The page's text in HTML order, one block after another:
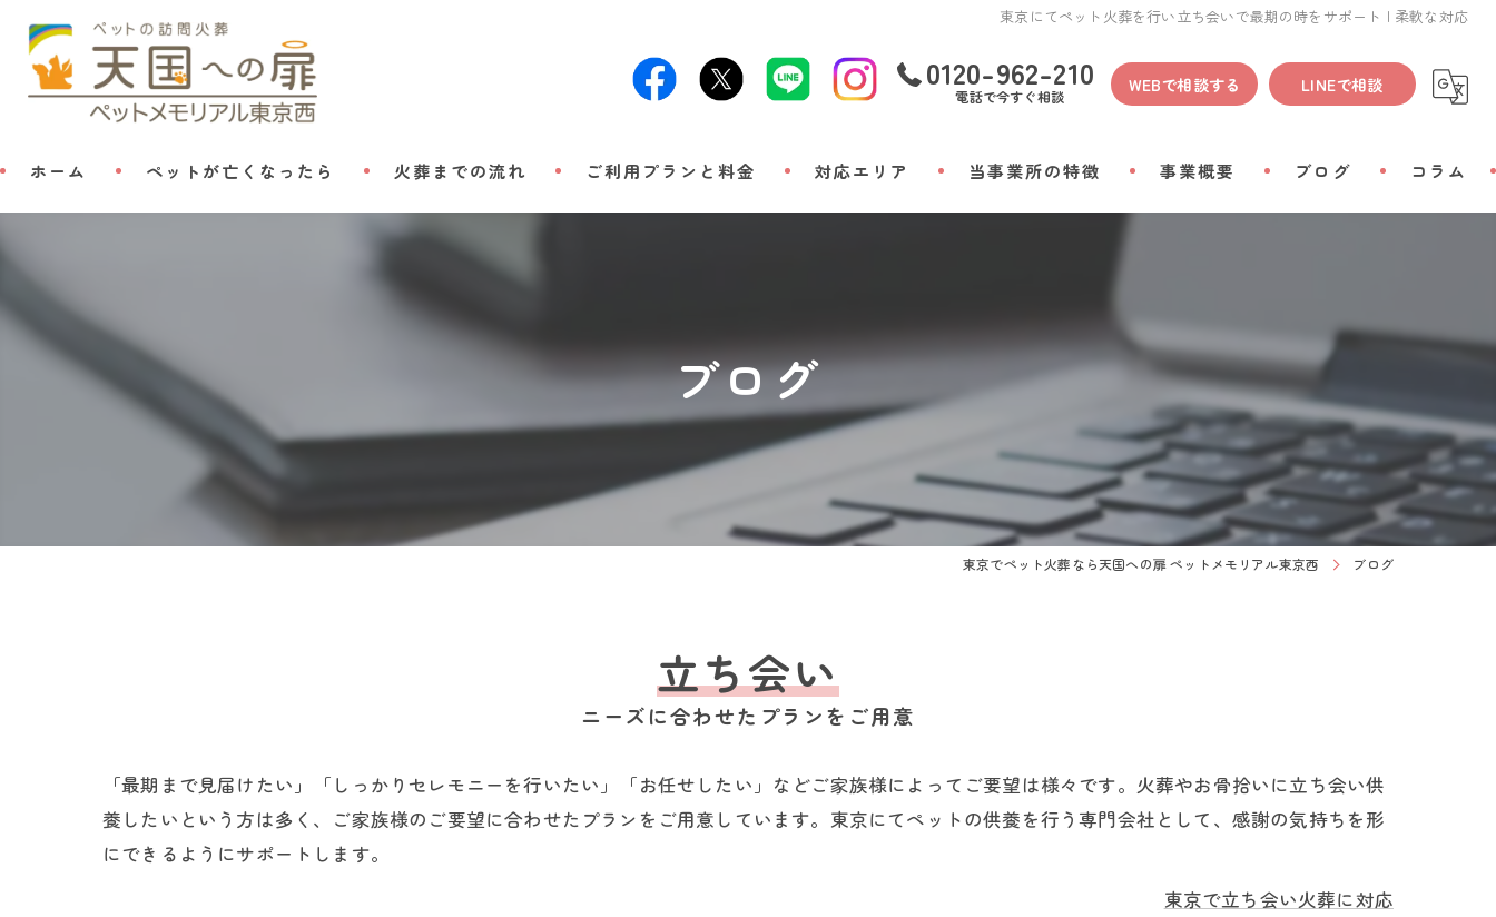
東京にてペット火葬を行い立ち会いで最期の時をサポート | 柔軟な対応
0120-962-210
電話で今すぐ相談
WEBで相談する LINEで相談
ホーム ペットが亡くなったら 火葬までの流れ ご利用プランと料金 対応エリア 当事業所の特徴
立ち会い
メモリアルグッズ
事業概要 ブログ コラム
ブログ
東京でペット火葬なら天国への扉 ペットメモリアル東京西 ブログ
立ち会い
ニーズに合わせたプランをご用意
「最期まで見届けたい」「しっかりセレモニーを行いたい」「お任せしたい」などご家族様によってご要望は様々です。火葬やお骨拾いに立ち会い供
養したいという方は多く、ご家族様のご要望に合わせたプランをご用意しています。東京にてペットの供養を行う専門会社として、感謝の気持ちを形
にできるようにサポートします。
東京で立ち会い火葬に対応